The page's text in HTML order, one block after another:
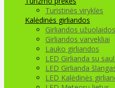
Turistinės viryklės
Kalėdinės girliandos
Girliandos užuolaidos
Girliandos varvekliai
Lauko girliandos
LED Girlianda su
LED Girlianda
LED Kalėdinės